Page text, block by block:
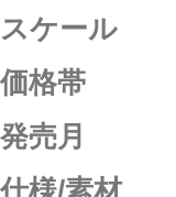
スケール
価格帯
発売月
仕様/素材